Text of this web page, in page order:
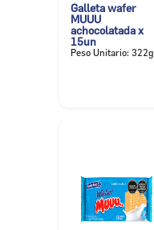
Galleta wafer
MUUU
achocolatada x
15un
Peso Unitario: 322g